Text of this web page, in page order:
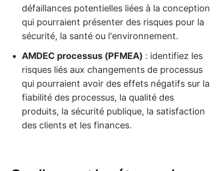
défaillances potentielles liées à la conception
qui pourraient présenter des risques pour la
sécurité, la santé ou l'environnement.
AMDEC processus (PFMEA) : identifiez les
risques liés aux changements de processus
qui pourraient avoir des effets négatifs sur la
fiabilité des processus, la qualité des
produits, la sécurité publique, la satisfaction
des clients et les finances.